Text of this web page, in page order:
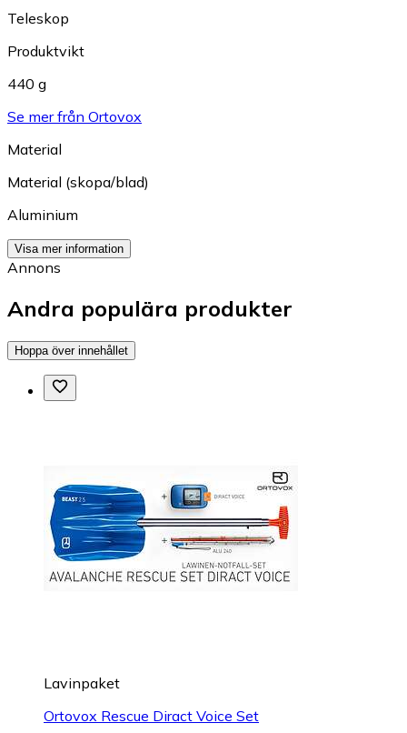
Teleskop
Produktvikt
440 g
Se mer från Ortovox
Material
Material (skopa/blad)
Aluminium
Visa mer information
Annons
Andra populära produkter
Hoppa över innehållet
Lavinpaket
Ortovox Rescue Diract Voice Set